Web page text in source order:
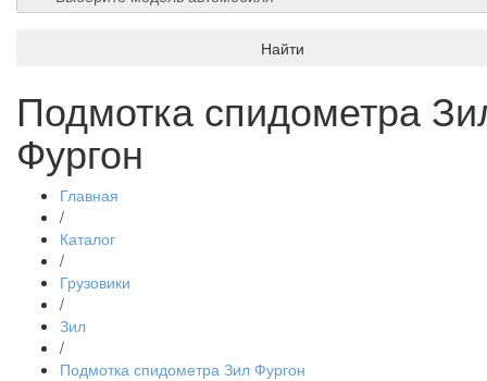
Найти
Подмотка спидометра
Фургон
Главная
/
Каталог
/
Грузовики
/
Зил
/
Подмотка спидометра Зил Фургон